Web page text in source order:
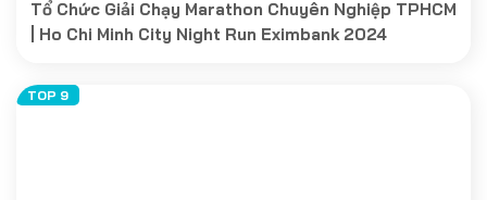
Tổ Chức Giải Chạy Marathon Chuyên Nghiệp TPHCM
| Ho Chi Minh City Night Run Eximbank 2024